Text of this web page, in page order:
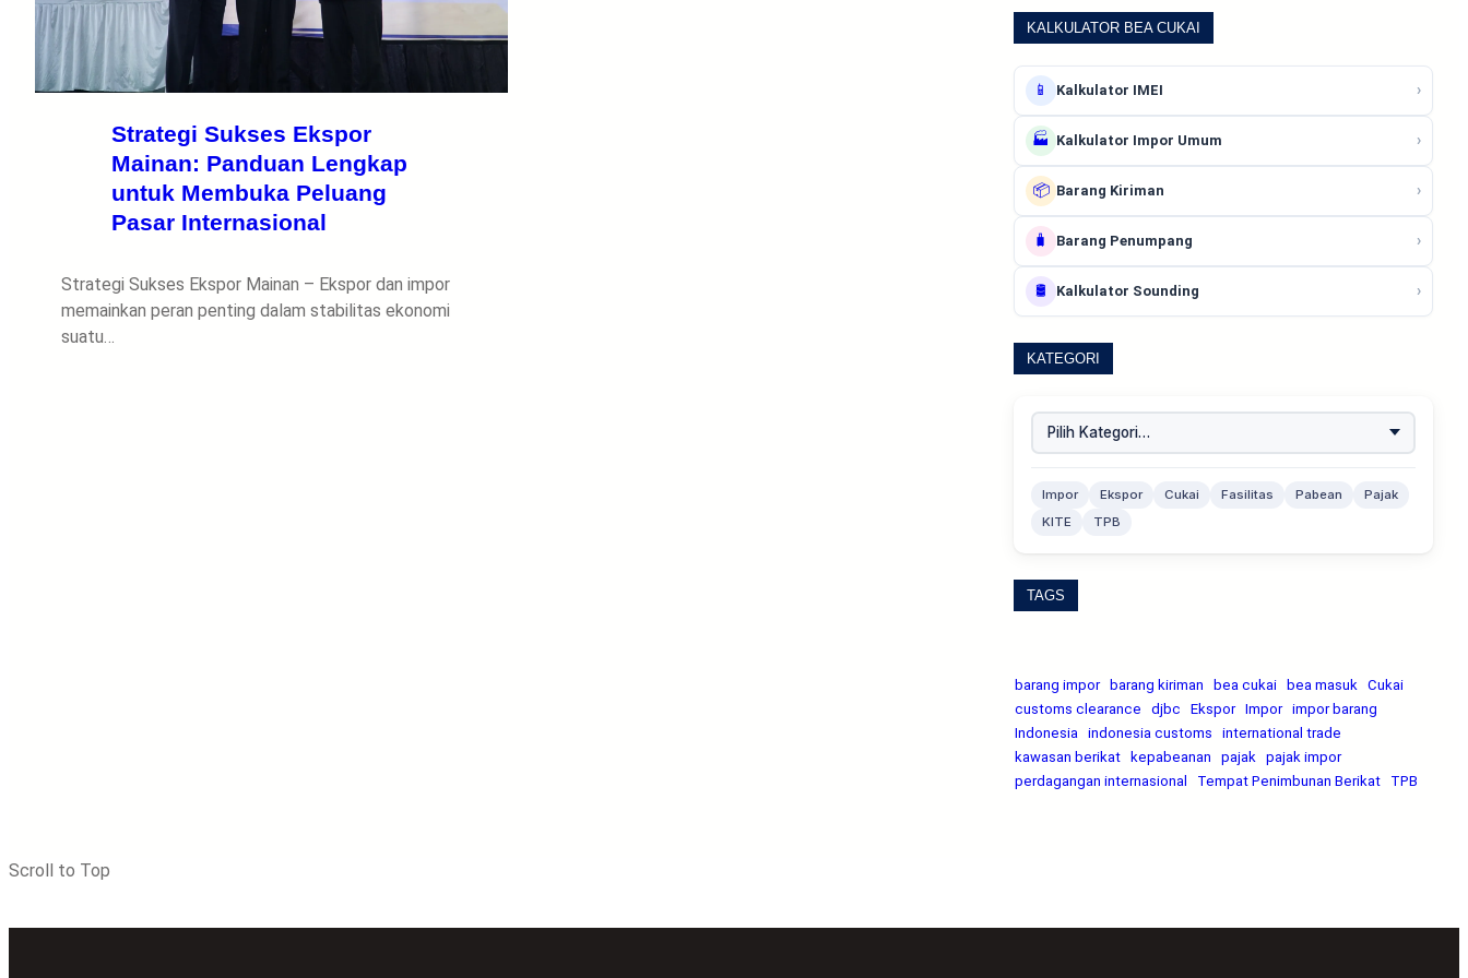
Strategi Sukses Ekspor
Mainan: Panduan Lengkap
untuk Membuka Peluang
Pasar Internasional
Strategi Sukses Ekspor Mainan – Ekspor dan impor
memainkan peran penting dalam stabilitas ekonomi
suatu…
KALKULATOR BEA CUKAI
📱 Kalkulator IMEI ›
🏭 Kalkulator Impor Umum ›
📦 Barang Kiriman ›
🧳 Barang Penumpang ›
🛢️ Kalkulator Sounding ›
KATEGORI
Impor Ekspor Cukai Fasilitas Pabean
Pajak
KITE
TPB
TAGS
barang impor barang kiriman bea cukai bea masuk
Cukai
customs clearance
djbc Ekspor Impor impor barang
Indonesia
indonesia customs
international trade
kawasan berikat kepabeanan pajak
pajak impor
perdagangan internasional
Tempat Penimbunan Berikat TPB
Scroll to Top